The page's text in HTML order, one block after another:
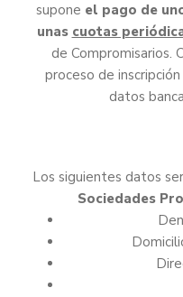
supone el pago de
unas cuotas
de Compromisarios.
proceso de
datos
Los siguientes datos
Sociedades